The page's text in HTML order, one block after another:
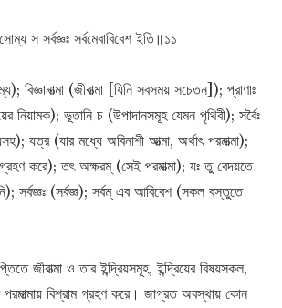
স সর্বজ্ঞঃ সর্বমেবাবিবেশ ইতি॥১১
(জীবাত্মা [যিনি সবসময় সচেতন]); প্রাণাঃ
নিয়ামক); ভূতানি চ (উপাদানসমূহ যেমন পৃথিবী); সর্বৈঃ
যত্র (যার মধ্যে অবিনাশী আত্মা, অর্থাৎ পরমাত্মা);
গ্রহণ করে); তৎ অক্ষরম্‌ (সেই পরমাত্মা); যঃ তু বেদয়তে
সর্বজ্ঞঃ (সর্বজ্ঞ); সর্বম্‌ এব আবিবেশ (সকল বস্তুতে
জীবাত্মা ও তার ইন্দ্রিয়সমূহ, ইন্দ্রিয়ের বিষয়সকল,
বিশ্রাম গ্রহণ করে। জাগ্রত অবস্থায় কোন